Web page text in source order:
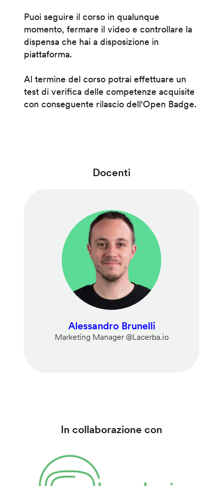
Puoi seguire il corso in qualunque
momento, fermare il video e controllare la
dispensa che hai a disposizione in
piattaforma.
Al termine del corso potrai effettuare un
test di verifica delle competenze acquisite
con conseguente rilascio dell'Open Badge.
Docenti
Alessandro Brunelli
Marketing Manager @Lacerba.io
In collaborazione con